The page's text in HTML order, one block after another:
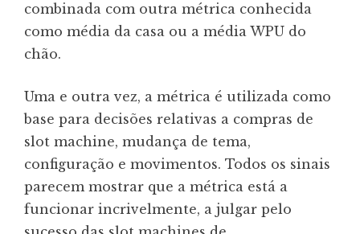
combinada com outra métrica conhecida
como média da casa ou a média WPU do
chão.
Uma e outra vez, a métrica é utilizada como
base para decisões relativas a compras de
slot machine, mudança de tema,
configuração e movimentos. Todos os sinais
parecem mostrar que a métrica está a
funcionar incrivelmente, a julgar pelo